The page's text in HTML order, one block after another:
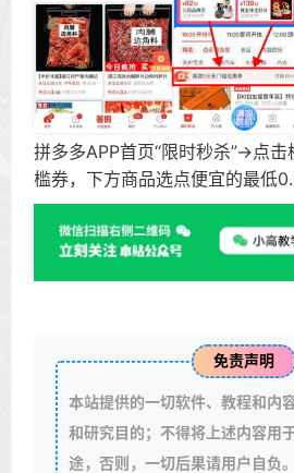
拼多多APP首页“限时秒杀”->点
槛券，下方商品选点便宜的最低
免责声明
本站提供的一切软件、教程和内
和研究目的；不得将上述内容用
途，否则，一切后果请用户自负